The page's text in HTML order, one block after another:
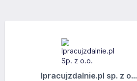
Ipracujzdalnie.pl sp. z o...